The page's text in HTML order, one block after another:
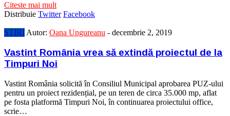
Citeste mai mult
Distribuie Twitter Facebook
STIRI Autor: Oana Ungureanu - decembrie 2, 2019
Vastint România vrea să extindă proiectul de la
Timpuri Noi
Vastint România solicită în Consiliul Municipal aprobarea PUZ-ului
pentru un proiect rezidențial, pe un teren de circa 35.000 mp, aflat
pe fosta platformă Timpuri Noi, în continuarea proiectului office,
scrie…